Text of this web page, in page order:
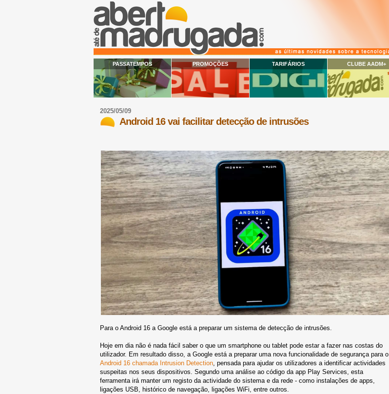
PASSATEMPOS PROMOÇÕES TARIFÁRIOS CLUBE AADM+
2025/05/09
Android 16 vai facilitar detecção de intrusões
Para o Android 16 a Google está a preparar um sistema de detecção de intrusões.
Hoje em dia não é nada fácil saber o que um smartphone ou tablet pode estar a fazer nas costas do
utilizador. Em resultado disso, a Google está a preparar uma nova funcionalidade de segurança para o
Android 16 chamada Intrusion Detection, pensada para ajudar os utilizadores a identificar actividades
suspeitas nos seus dispositivos. Segundo uma análise ao código da app Play Services, esta
ferramenta irá manter um registo da actividade do sistema e da rede - como instalações de apps,
ligações USB, histórico de navegação, ligações WiFi, entre outros.